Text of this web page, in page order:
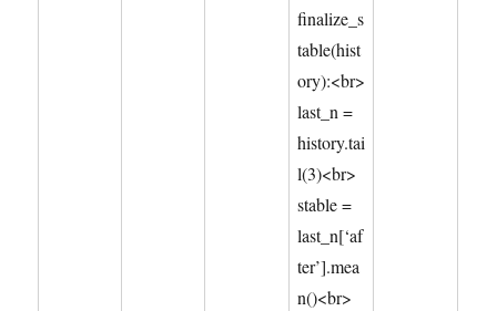
finalize_s
table(hist
ory):<br>
last_n =
history.tai
l(3)<br>
stable =
last_n[‘af
ter’].mea
n()<br>